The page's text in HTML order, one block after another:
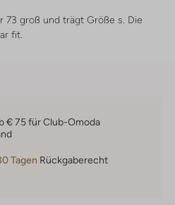
73 groß und trägt Größe s. Die
fit
€ 75 für Club-Omoda
Tagen Rückgaberecht